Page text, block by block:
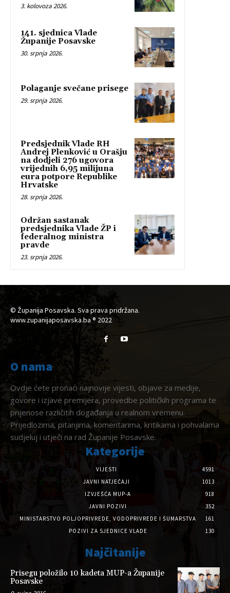
3. kolovoza 2026.
141. sjednica Vlade
Županije Posavske
30. srpnja 2026.
Polaganje svečane prisege
29. srpnja 2026.
Predsjednik Vlade RH
Andrej Plenković u Orašju
na dodjeli 276 ugovora
vrijednih 6,95 milijuna
eura potpore Republike
Hrvatske
28. srpnja 2026.
Održan sastanak
predsjednika Vlade ŽP i
federalnog ministra
pravde
23. srpnja 2026.
© Županija Posavska. Sva prava pridržana.
www.zupanijaposavska.ba ® 2022
O nama
Ovdje ćete pronaći najnovije vijesti, objave za medije,
govore i izjave premijera, provedbe političkih programa te
prijenose različitih događanja u realnom vremenu.
Prijedlozima, pitanjima, komentarima, kritikama i pohvalama
sudjeluj i utječi na rad Županije Posavske.
Kategorije
VIJESTI
4591
JAVNI NATJEČAJI
1013
IZVJEŠĆA MUP-A
918
JAVNI POZIVI
352
MINISTARSTVO POLJOPRIVREDE, VODOPRIVREDE I ŠUMARSTVA
161
POZIVI ZA SJEDNICE VLADE
130
Najčitanije
Prisegu položilo 10 kadeta MUP-a Županije
Posavske